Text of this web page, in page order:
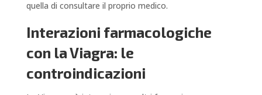
quella di consultare il proprio medico.
Interazioni farmacologiche
con la Viagra: le
controindicazioni